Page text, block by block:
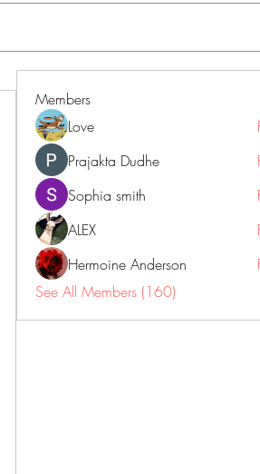
Members
Love
Prajakta Dudhe
Sophia smith
ALEX
Hermoine Anderson
See All Members (160)